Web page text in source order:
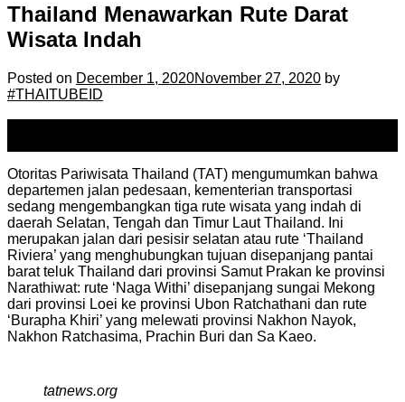
Thailand Menawarkan Rute Darat
Wisata Indah
Posted on December 1, 2020November 27, 2020 by
#THAITUBEID
Otoritas Pariwisata Thailand (TAT) mengumumkan bahwa
departemen jalan pedesaan, kementerian transportasi
sedang mengembangkan tiga rute wisata yang indah di
daerah Selatan, Tengah dan Timur Laut Thailand. Ini
merupakan jalan dari pesisir selatan atau rute ‘Thailand
Riviera’ yang menghubungkan tujuan disepanjang pantai
barat teluk Thailand dari provinsi Samut Prakan ke provinsi
Narathiwat: rute ‘Naga Withi’ disepanjang sungai Mekong
dari provinsi Loei ke provinsi Ubon Ratchathani dan rute
‘Burapha Khiri’ yang melewati provinsi Nakhon Nayok,
Nakhon Ratchasima, Prachin Buri dan Sa Kaeo.
tatnews.org